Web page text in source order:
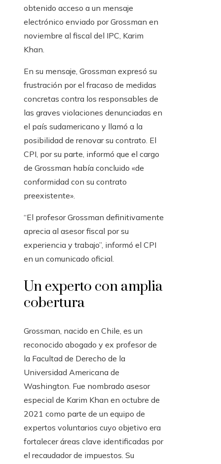
obtenido acceso a un mensaje
electrónico enviado por Grossman en
noviembre al fiscal del IPC, Karim
Khan.
En su mensaje, Grossman expresó su
frustración por el fracaso de medidas
concretas contra los responsables de
las graves violaciones denunciadas en
el país sudamericano y llamó a la
posibilidad de renovar su contrato. El
CPI, por su parte, informó que el cargo
de Grossman había concluido «de
conformidad con su contrato
preexistente».
“El profesor Grossman definitivamente
aprecia al asesor fiscal por su
experiencia y trabajo”, informó el CPI
en un comunicado oficial.
Un experto con amplia
cobertura
Grossman, nacido en Chile, es un
reconocido abogado y ex profesor de
la Facultad de Derecho de la
Universidad Americana de
Washington. Fue nombrado asesor
especial de Karim Khan en octubre de
2021 como parte de un equipo de
expertos voluntarios cuyo objetivo era
fortalecer áreas clave identificadas por
el recaudador de impuestos. Su